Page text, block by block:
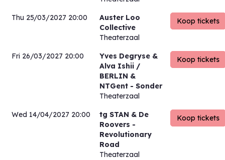
Thu 25/03/2027 20:00
Auster Loo
Collective
Theaterzaal
Fri 26/03/2027 20:00
Yves Degryse &
Alva Ishii /
BERLIN &
NTGent - Sonder
Theaterzaal
Wed 14/04/2027 20:00
tg STAN & De
Roovers -
Revolutionary
Road
Theaterzaal